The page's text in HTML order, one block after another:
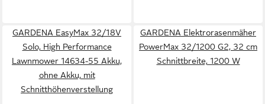
GARDENA EasyMax 32/18V
Solo, High Performance
Lawnmower 14634-55 Akku,
ohne Akku, mit
Schnitthöhenverstellung
GARDENA Elektrorasenmäher
PowerMax 32/1200 G2, 32 cm
Schnittbreite, 1200 W